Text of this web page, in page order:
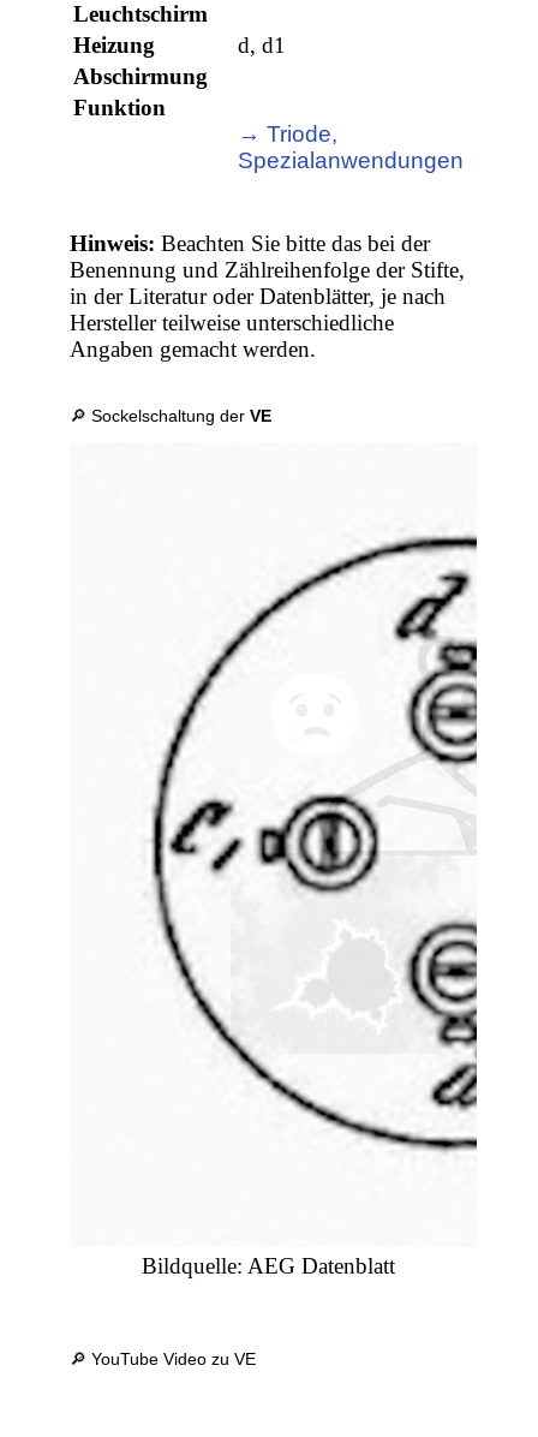
Leuchtschirm
Heizung
d, d1
Abschirmung
Funktion
→ Triode,
Spezialanwendungen
Hinweis: Beachten Sie bitte das bei der
Benennung und Zählreihenfolge der Stifte,
in der Literatur oder Datenblätter, je nach
Hersteller teilweise unterschiedliche
Angaben gemacht werden.
🔎 Sockelschaltung derVE
Bildquelle: AEG Datenblatt
🔎 YouTube Video zu VE